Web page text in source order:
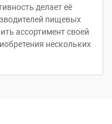
делает её
пищевых
ассортимент своей
нескольких